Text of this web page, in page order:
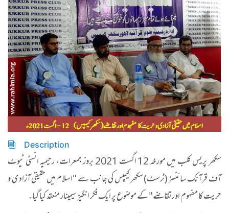
Description
سکھر پریس کلب میں مورخہ 12 اگست 2021 بروز جمعرات، رحیمیہ انسٹی ٹیوٹ
آف قرآنک سائنسز (ٹرسٹ) سکھر کیمپس کی جانب سے "اسلام میں حقیقی آزادی و
حریت کا مفہوم اورتقاضے" کے موضوع پر ایک فکر انگیز سیمینار منعقد کیا گیا۔